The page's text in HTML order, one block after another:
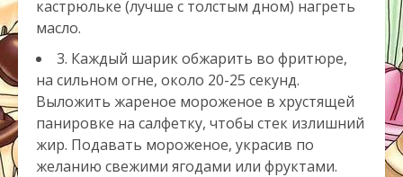
кастрюльке (лучше с толстым дном) нагреть
масло.
3. Каждый шарик обжарить во фритюре,
на сильном огне, около 20-25 секунд.
Выложить жареное мороженое в хрустящей
панировке на салфетку, чтобы стек излишний
жир. Подавать мороженое, украсив по
желанию свежими ягодами или фруктами.